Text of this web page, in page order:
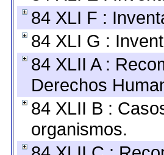
84 XLI F :
84 XLI G :
84 XLII A :
Derechos
84 XLII B :
organismos.